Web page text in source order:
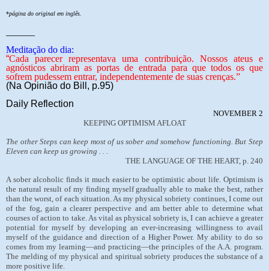
*página do original em inglês.
Meditação do dia:
“Cada parecer representava uma contribuição. Nossos ateus e
agnósticos abriram as portas de entrada para que todos os que
sofrem pudessem entrar, independentemente de suas crenças.”
(Na Opinião do Bill, p.95)
Daily Reflection
NOVEMBER 2
KEEPING OPTIMISM AFLOAT
The other Steps can keep most of us sober and somehow functioning. But Step
Eleven can keep us growing . . .
THE LANGUAGE OF THE HEART, p. 240
A sober alcoholic finds it much easier to be optimistic about life. Optimism is
the natural result of my finding myself gradually able to make the best, rather
than the worst, of each situation. As my physical sobriety continues, I come out
of the fog, gain a clearer perspective and am better able to determine what
courses of action to take. As vital as physical sobriety is, I can achieve a greater
potential for myself by developing an ever-increasing willingness to avail
myself of the guidance and direction of a Higher Power. My ability to do so
comes from my learning—and practicing—the principles of the A.A. program.
The melding of my physical and spiritual sobriety produces the substance of a
more positive life.